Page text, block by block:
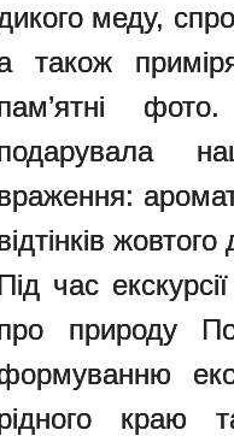
меду,
також
час
природу
краю